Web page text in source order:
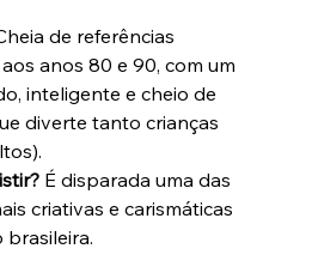
de referências
anos 80 e 90, com um
inteligente e cheio de
diverte tanto crianças
É disparada uma das
criativas e carismáticas
brasileira.